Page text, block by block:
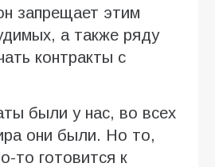
запрещает этим
а также ряду
контракты с
были у нас, во всех
они были. Но то,
то готовится к